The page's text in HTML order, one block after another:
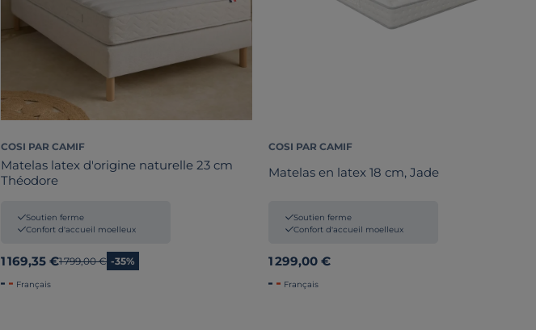
COSI PAR CAMIF
Matelas latex d'origine naturelle 23 cm
Théodore
Soutien ferme
Confort d'accueil moelleux
1 169,35 €Ancien prix
1 799,00 € -35%
Français
COSI PAR CAMIF
Matelas en latex 18 cm, Jade
Soutien ferme
Confort d'accueil moelleux
1 299,00 €
Français